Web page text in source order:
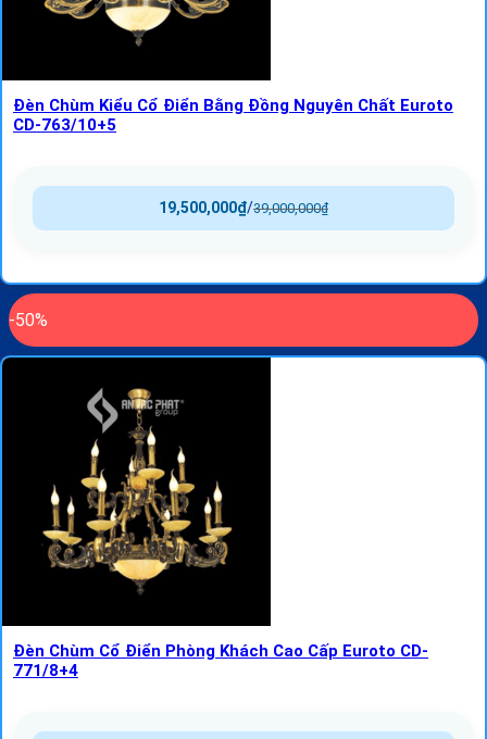
Đèn Chùm Kiểu Cổ Điển Bằng Đồng Nguyên Chất Euroto
CD-763/10+5
39,000,000₫
/
19,500,000₫
-50%
Đèn Chùm Cổ Điển Phòng Khách Cao Cấp Euroto CD-
771/8+4